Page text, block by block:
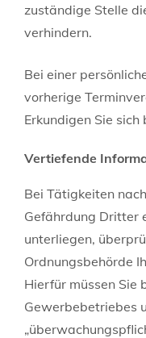
zuständige Stelle
verhindern.
Bei einer
vorherige
Erkundigen Sie
Vertiefende
Bei Tätigkeiten
Gefährdung Dritter
unterliegen,
Ordnungsbehörde
Hierfür müssen Sie
Gewerbebetriebes